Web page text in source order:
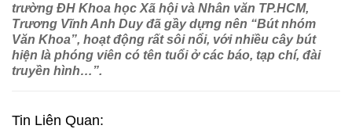
trường ĐH Khoa học Xã hội và Nhân văn TP.HCM,
Trương Vĩnh Anh Duy đã gầy dựng nên “Bút nhóm
Văn Khoa”, hoạt động rất sôi nổi, với nhiều cây bút
hiện là phóng viên có tên tuổi ở các báo, tạp chí, đài
truyền hình…”.
Tin Liên Quan: